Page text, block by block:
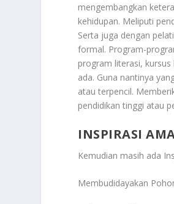
mengembangkan
kehidupan. Meliputi
Serta juga dengan
formal. Program-
program literasi,
ada. Guna nantinya
atau terpencil.
pendidikan tinggi atau
INSPIRASI
Kemudian masih ada
Membudidayakan